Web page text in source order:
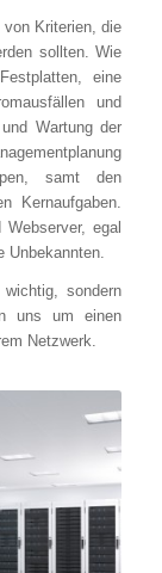
von Kriterien, die
sollten. Wie
eine
und
Wartung der
samt den
Kernaufgaben.
egal
Unbekannten.
sondern
uns um einen
Netzwerk.